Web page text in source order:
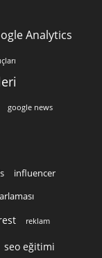
Analytics
google news
influencer
reklam
seo eğitimi